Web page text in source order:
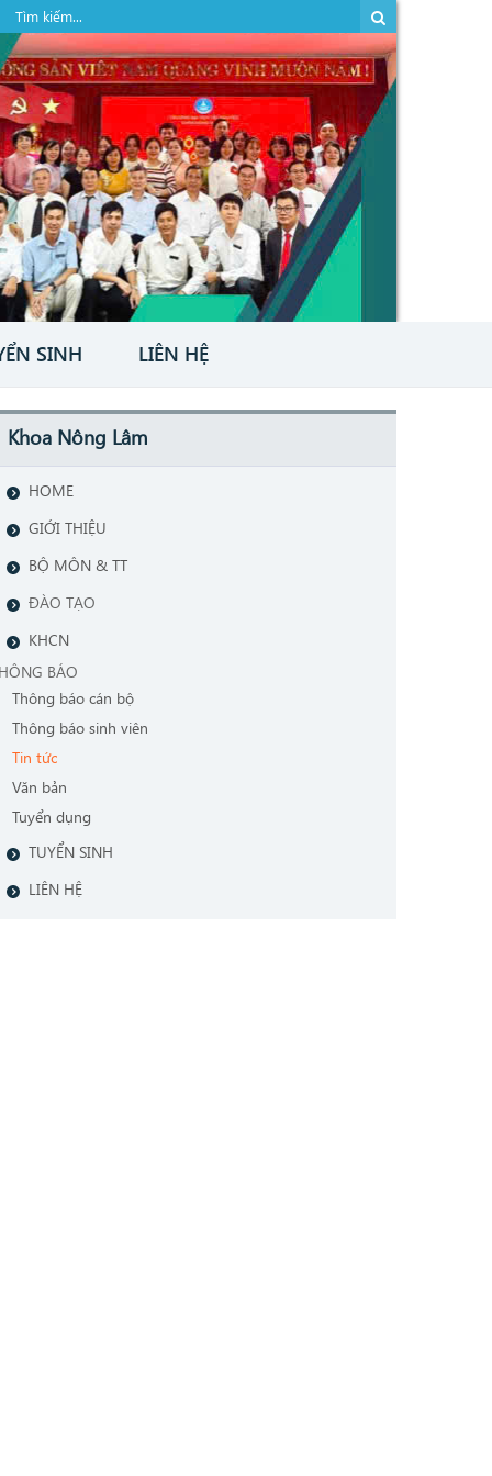
SINH LIÊN HỆ
Khoa Nông Lâm
HOME
GIỚI THIỆU
BỘ MÔN & TT
ĐÀO TẠO
KHCN
BÁO
Thông báo cán bộ
Thông báo sinh viên
Tin tức
Văn bản
Tuyển dụng
TUYỂN SINH
LIÊN HỆ